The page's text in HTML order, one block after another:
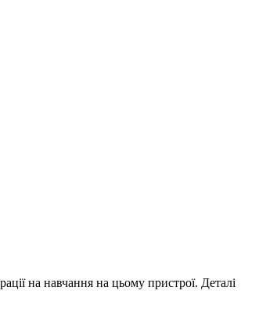
на навчання на цьому пристрої. Деталі